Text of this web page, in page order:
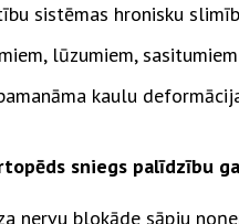
sistēmas hronisku
lūzumiem,
kaulu
sniegs palīdzību
nervu blokāde sāpju